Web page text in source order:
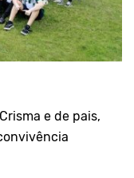
e de pais,